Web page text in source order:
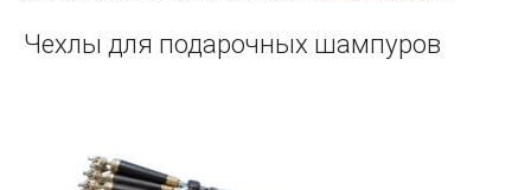
Чехлы для подарочных шампуров